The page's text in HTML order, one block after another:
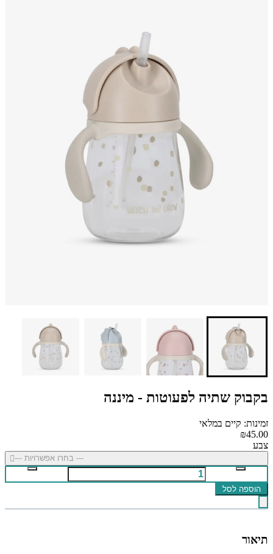
בקבוק שתיה לפעוטות - מיננה
זמינות: קיים במלאי
₪45.00
צבע
--- בחרו אפשרויות ---
הוספה לסל
תיאור